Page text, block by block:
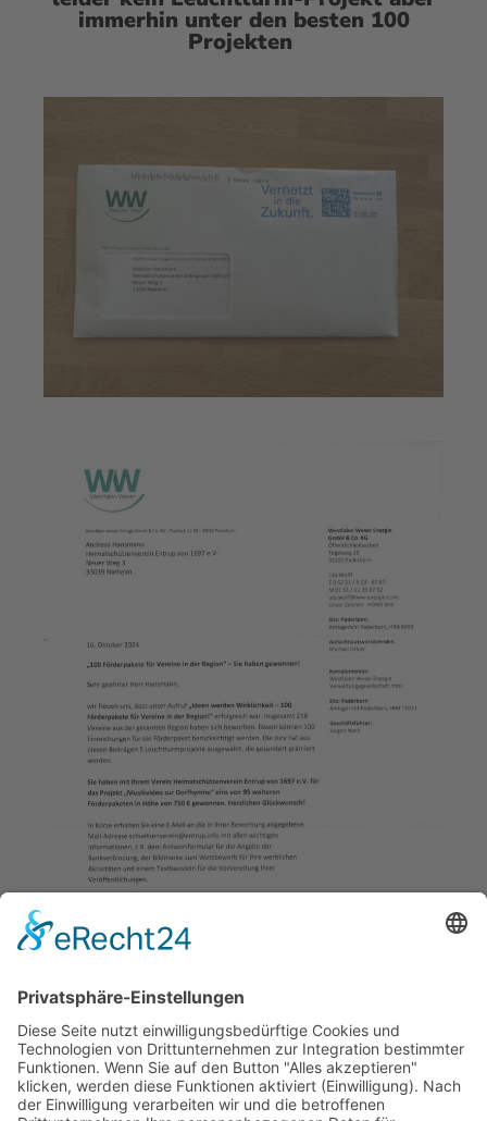
immer­hin unter den bes­ten 100
Projekten